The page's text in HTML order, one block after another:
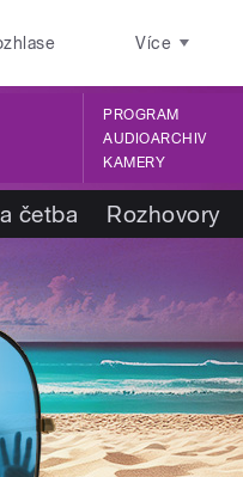
Více
PROGRAM
AUDIOARCHIV
KAMERY
četba Rozhovory